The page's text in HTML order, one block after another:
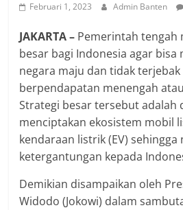
Februari 1, 2023 Admin Banten
JAKARTA – Pemerintah tengah
besar bagi Indonesia agar
negara maju dan tidak
berpendapatan menengah
Strategi besar tersebut adalah
menciptakan ekosistem mobil
kendaraan listrik (EV)
ketergantungan kepada
Demikian disampaikan oleh
Widodo (Jokowi) dalam